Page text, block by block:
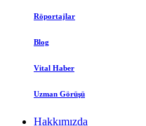
Röportajlar
Blog
Vital Haber
Uzman Görüşü
Hakkımızda